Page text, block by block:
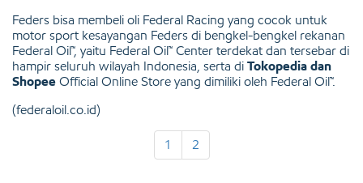
Feders bisa membeli oli Federal Racing yang cocok untuk
motor sport kesayangan Feders di bengkel-bengkel rekanan
Federal Oil™, yaitu Federal Oil™ Center terdekat dan tersebar di
hampir seluruh wilayah Indonesia, serta di Tokopedia dan
Shopee Official Online Store yang dimiliki oleh Federal Oil™.
(federaloil.co.id)
1 2